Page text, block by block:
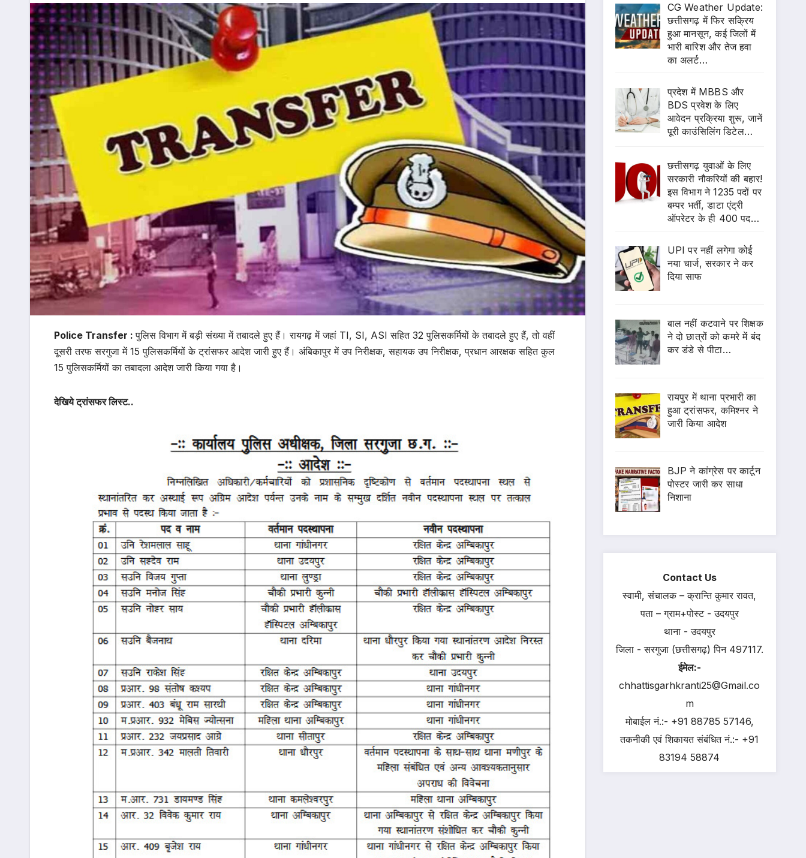
Police Transfer :पुलिस विभाग में बड़ी संख्या में तबादले हुए हैं। रायगढ़ में जहां TI, SI, ASI सहित 32 पुलिसकर्मियों के तबादले हुए हैं, तो वहीं
दूसरी तरफ सरगुजा में 15 पुलिसकर्मियों के ट्रांसफर आदेश जारी हुए हैं। अंबिकापुर में उप निरीक्षक, सहायक उप निरीक्षक, प्रधान आरक्षक सहित कुल
15 पुलिसकर्मियों का तबादला आदेश जारी किया गया है।
देखिये ट्रांसफर लिस्ट..
CG Weather Update:
छत्तीसगढ़ में फिर सक्रिय
हुआ मानसून, कई जिलों में
भारी बारिश और तेज हवा
का अलर्ट…
प्रदेश में MBBS और
BDS प्रवेश के लिए
आवेदन प्रक्रिया शुरू, जानें
पूरी काउंसिलिंग डिटेल…
छत्तीसगढ़ युवाओं के लिए
सरकारी नौकरियों की बहार!
इस विभाग ने 1235 पदों पर
बम्पर भर्ती, डाटा एंट्री
ऑपरेटर के ही 400 पद…
UPI पर नहीं लगेगा कोई
नया चार्ज, सरकार ने कर
दिया साफ
बाल नहीं कटवाने पर शिक्षक
ने दो छात्रों को कमरे में बंद
कर डंडे से पीटा…
रायपुर में थाना प्रभारी का
हुआ ट्रांसफर, कमिश्नर ने
जारी किया आदेश
BJP ने कांग्रेस पर कार्टून
पोस्टर जारी कर साधा
निशाना
Contact Us
स्वामी, संचालक – क्रान्ति कुमार रावत,
पता – ग्राम+पोस्ट - उदयपुर
थाना - उदयपुर
जिला - सरगुजा (छत्तीसगढ़) पिन 497117.
ईमेल:-
chhattisgarhkranti25@Gmail.co
m
मोबाईल नं.:- +91 88785 57146,
तकनीकी एवं शिकायत संबंधित नं.:- +91
83194 58874